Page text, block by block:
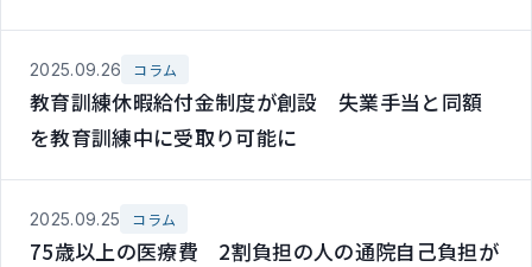
2025.09.26 コラム
教育訓練休暇給付金制度が創設 失業手当と同額
を教育訓練中に受取り可能に
2025.09.25 コラム
75歳以上の医療費 2割負担の人の通院自己負担が